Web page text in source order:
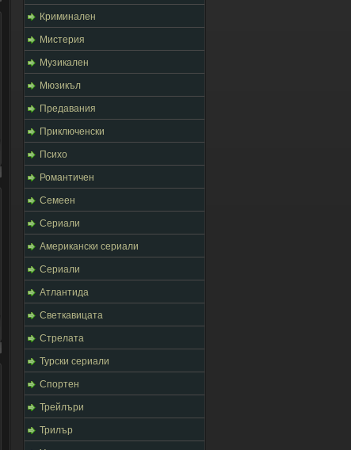
Криминален
Мистерия
Музикален
Мюзикъл
Предавания
Приключенски
Психо
Романтичен
Семеен
Сериали
Американски сериали
Сериали
Атлантида
Светкавицата
Стрелата
Турски сериали
Спортен
Трейлъри
Трилър